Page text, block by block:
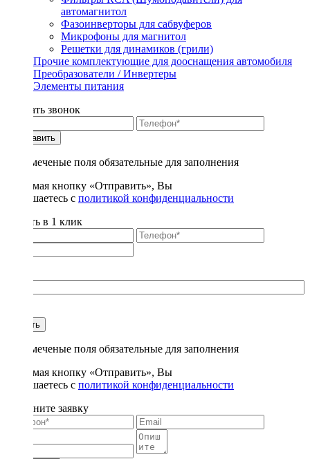
автомагнитол
Фазоинверторы для сабвуферов
Микрофоны для магнитол
Решетки для динамиков (грили)
Прочие комплектующие для дооснащения автомобиля
Преобразователи / Инвертеры
Элементы питания
Заказать звонок
Отправить
* - отмеченые поля обязательные для заполнения
Нажимая кнопку «Отправить», Вы
соглашаетесь с политикой конфиденциальности
Купить в 1 клик
Купить
* - отмеченые поля обязательные для заполнения
Нажимая кнопку «Отправить», Вы
соглашаетесь с политикой конфиденциальности
Заполните заявку